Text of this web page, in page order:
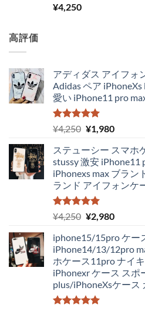
5段階中
5.00
¥4,250
高評価
アディダス アイフォ
Adidas ペア
愛い iPhone11 pro
5段階中
5.00
の評価
¥4,250 元
価
格
は
¥4,250
で
し
¥1,980現
の
価
格
は
で
ステューシー スマホ
stussy 激安 iPhone11
iPhonexs max ブラン
ランド アイフォンケ
5段階中
5.00
の評価
¥4,250 元
価
格
は
¥4,250
で
し
¥2,980現
の
価
格
は
¥2,980
iphone15/15pro ケー
iPhone14/13/12pro
ホケース11pro ナイ
iPhonexr ケース スポ
plus/iPhoneXsケース